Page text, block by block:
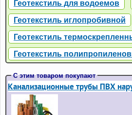
Геотекстиль для водоемов
Геотекстиль иглопробивной
Геотекстиль
Геотекстиль
С этим товаром покупают
Канализационные трубы ПВХ